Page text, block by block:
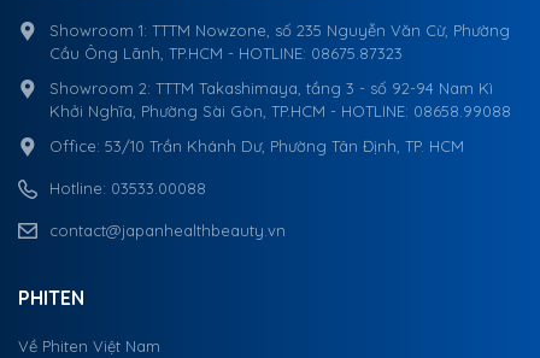
Showroom 1: TTTM Nowzone, số 235 Nguyễn Văn Cừ, Phường
Cầu Ông Lãnh, TP.HCM - HOTLINE: 08675.87323
Showroom 2: TTTM Takashimaya, tầng 3 - số 92-94 Nam Kì
Khởi Nghĩa, Phường Sài Gòn, TP.HCM - HOTLINE: 08658.99088
Office: 53/10 Trần Khánh Dư, Phường Tân Định, TP. HCM
Hotline: 03533.00088
contact@japanhealthbeauty.vn
PHITEN
Về Phiten Việt Nam